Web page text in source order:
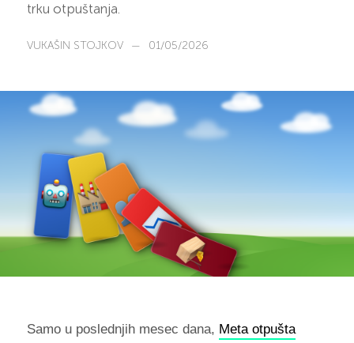
trku otpuštanja.
VUKAŠIN STOJKOV — 01/05/2026
Samo u poslednjih mesec dana, Meta otpušta